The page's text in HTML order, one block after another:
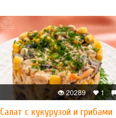
1
20289
Салат с кукурузой и грибами